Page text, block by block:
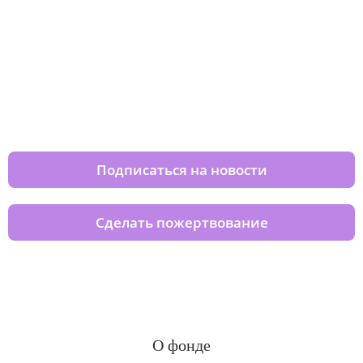
Подписаться на новости
Сделать пожертвование
О фонде